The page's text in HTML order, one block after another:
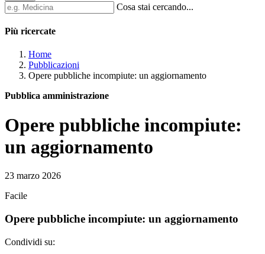
Cosa stai cercando...
Più ricercate
Home
Pubblicazioni
Opere pubbliche incompiute: un aggiornamento
Pubblica amministrazione
Opere pubbliche incompiute:
un aggiornamento
23 marzo 2026
Facile
Opere pubbliche incompiute: un aggiornamento
Condividi su: